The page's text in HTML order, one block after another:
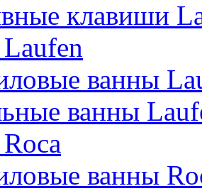
клавиши
ванны
ванны
ванны